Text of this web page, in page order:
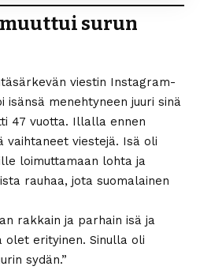
surun
viestin Instagram-
menehtyneen juuri sinä
47 vuotta. Illalla ennen
vaihtaneet viestejä. Isä oli
loimuttamaan lohta ja
rauhaa, jota suomalainen
rakkain ja parhain isä ja
olet erityinen. Sinulla oli
sydän.”